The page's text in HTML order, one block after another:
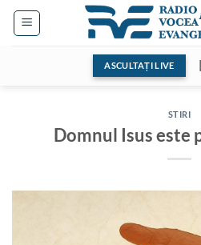
Skip
ASCULTAȚI LIVE
STIRI
Domnul Isus este